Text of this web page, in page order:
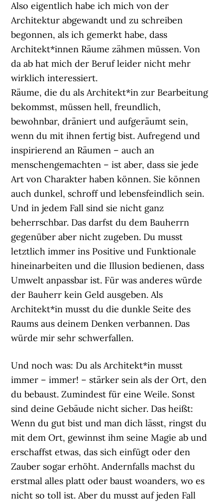
Also eigentlich habe ich mich von der
Architektur abgewandt und zu schreiben
begonnen, als ich gemerkt habe, dass
Architekt*innen Räume zähmen müssen. Von
da ab hat mich der Beruf leider nicht mehr
wirklich interessiert.
Räume, die du als Architekt*in zur Bearbeitung
bekommst, müssen hell, freundlich,
bewohnbar, dräniert und aufgeräumt sein,
wenn du mit ihnen fertig bist. Aufregend und
inspirierend an Räumen – auch an
menschengemachten – ist aber, dass sie jede
Art von Charakter haben können. Sie können
auch dunkel, schroff und lebensfeindlich sein.
Und in jedem Fall sind sie nicht ganz
beherrschbar. Das darfst du dem Bauherrn
gegenüber aber nicht zugeben. Du musst
letztlich immer ins Positive und Funktionale
hineinarbeiten und die Illusion bedienen, dass
Umwelt anpassbar ist. Für was anderes würde
der Bauherr kein Geld ausgeben. Als
Architekt*in musst du die dunkle Seite des
Raums aus deinem Denken verbannen. Das
würde mir sehr schwerfallen.
Und noch was: Du als Architekt*in musst
immer – immer! – stärker sein als der Ort, den
du bebaust. Zumindest für eine Weile. Sonst
sind deine Gebäude nicht sicher. Das heißt:
Wenn du gut bist und man dich lässt, ringst du
mit dem Ort, gewinnst ihm seine Magie ab und
erschaffst etwas, das sich einfügt oder den
Zauber sogar erhöht. Andernfalls machst du
erstmal alles platt oder baust woanders, wo es
nicht so toll ist. Aber du musst auf jeden Fall